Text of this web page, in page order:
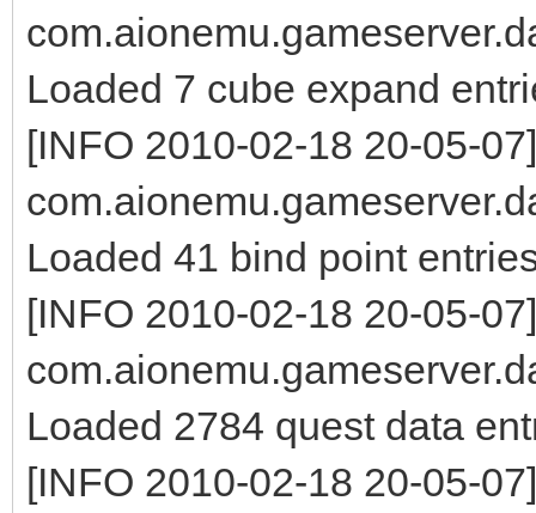
Loaded 7 cube expand
[INFO 2010-02-18 20-05-07]
Loaded 41 bind point
[INFO 2010-02-18 20-05-07]
Loaded 2784 quest data
[INFO 2010-02-18 20-05-07]